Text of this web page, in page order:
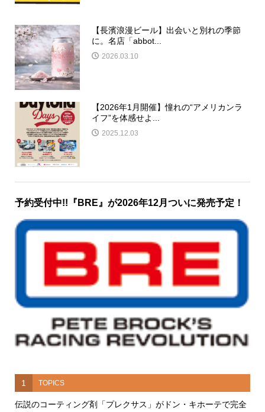
【長濱浪漫ビール】出会いと別れの季節
に。名店「abbot...
2026.03.10
【2026年1月開催】憧れの“アメリカンラ
イフ”を体感せよ...
2025.12.03
予約受付中!!『BRE』が2026年12月ついに発売予定！
1 TOPICS
伝説のコーティング剤「プレクサス」がドン・キホーテで完全